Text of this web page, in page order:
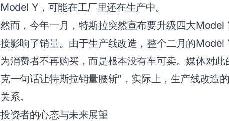
Model Y，可能在工厂里还在生产中。
然而，今年一月，特斯拉突然宣布要升级四大Model
接影响了销量。由于生产线改造，整个二月的Model
为消费者不再购买，而是根本没有车可卖。媒体对
克一句话让特斯拉销量腰斩”，实际上，生产线改造
关系。
投资者的心态与未来展望